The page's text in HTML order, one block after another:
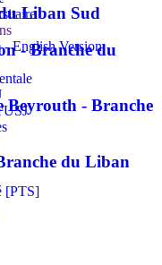
- English Version
[PTS]
Liban Sud
- Branche du
Beyrouth - Branche
du Liban